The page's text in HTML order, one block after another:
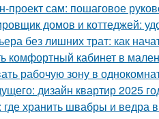
проект сам: пошаговое
домов и коттеджей:
без лишних трат: как
комфортный кабинет в
рабочую зону в
дизайн квартир 2025
где хранить швабры и ведра